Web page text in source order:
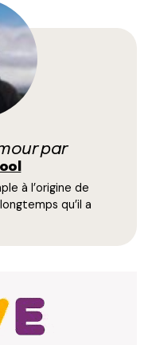
publiée.
avec
commentaires
par
à l’origine de
qu’il a